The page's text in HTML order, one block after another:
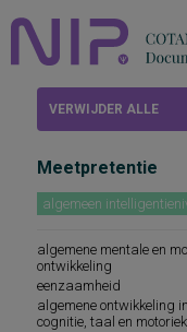
VERWIJDER ALLE
Meetpretentie
algemeen
algemene mentale en
ontwikkeling
eenzaamheid
algemene ontwikkeling
cognitie, taal en motoriek